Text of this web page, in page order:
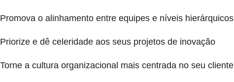
Promova o alinhamento entre equipes e níveis hierárquicos
Priorize e dê celeridade aos seus projetos de inovação
Torne a cultura organizacional mais centrada no seu cliente